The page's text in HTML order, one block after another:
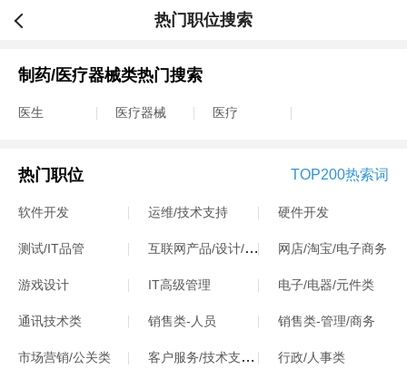
热门职位搜索
制药/医疗器械类热门搜索
医生 医疗器械 医疗
热门职位 TOP200热索词
软件开发 运维/技术支持 硬件开发
测试/IT品管 互联网产品/设计/运营 网店/淘宝/电子商务
游戏设计 IT高级管理 电子/电器/元件类
通讯技术类 销售类-人员 销售类-管理/商务
市场营销/公关类 客户服务/技术支持类 行政/人事类